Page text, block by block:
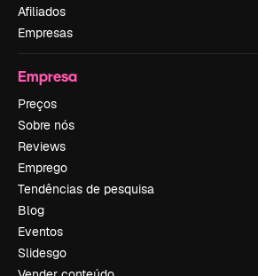
Afiliados
Empresas
Empresa
Preços
Sobre nós
Reviews
Emprego
Tendências de pesquisa
Blog
Eventos
Slidesgo